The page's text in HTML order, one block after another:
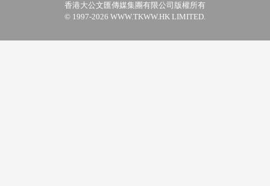
香港大公文匯傳媒集團有限公司版權所有
© 1997-2026 WWW.TKWW.HK LIMITED.